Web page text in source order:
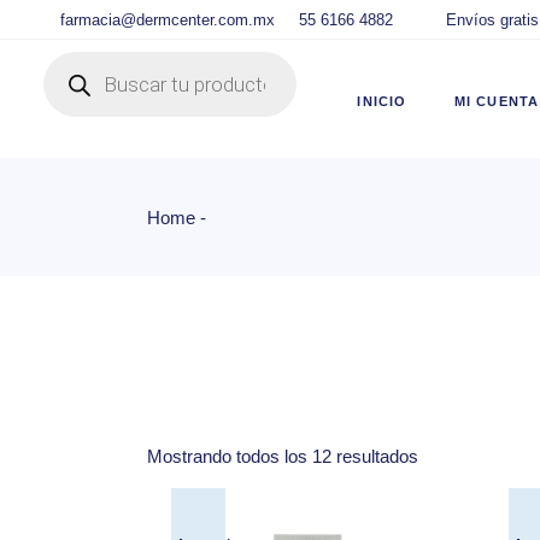
farmacia@dermcenter.com.mx 55 6166 4882 Envíos
INICIO MI
Home
Mostrando todos los 12 resultados